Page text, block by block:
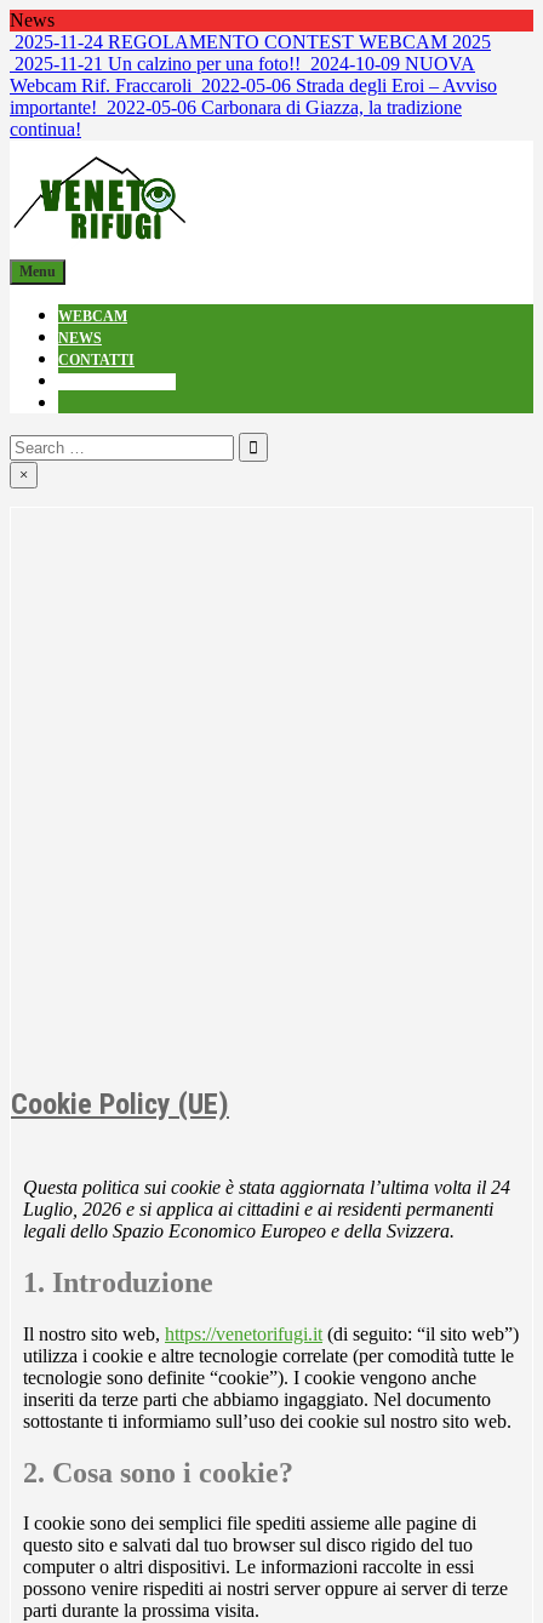
Skip
to
content
News
2025-11-24 REGOLAMENTO CONTEST WEBCAM 2025
2025-11-21 Un calzino per una foto!! 2024-10-09 NUOVA
Webcam Rif. Fraccaroli 2022-05-06 Strada degli Eroi – Avviso
importante! 2022-05-06 Carbonara di Giazza, la tradizione
continua!
venetorifugi.it
Webcam dai Rifugi
Menu
WEBCAM
NEWS
CONTATTI
Search
for:
×
Cookie Policy (UE)
Questa politica sui cookie è stata aggiornata l’ultima volta il 24
Luglio, 2026 e si applica ai cittadini e ai residenti permanenti
legali dello Spazio Economico Europeo e della Svizzera.
1. Introduzione
Il nostro sito web, https://venetorifugi.it (di seguito: “il sito web”)
utilizza i cookie e altre tecnologie correlate (per comodità tutte le
tecnologie sono definite “cookie”). I cookie vengono anche
inseriti da terze parti che abbiamo ingaggiato. Nel documento
sottostante ti informiamo sull’uso dei cookie sul nostro sito web.
2. Cosa sono i cookie?
I cookie sono dei semplici file spediti assieme alle pagine di
questo sito e salvati dal tuo browser sul disco rigido del tuo
computer o altri dispositivi. Le informazioni raccolte in essi
possono venire rispediti ai nostri server oppure ai server di terze
parti durante la prossima visita.